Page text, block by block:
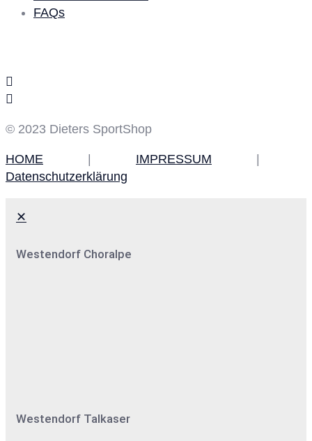
FAQs
© 2023 Dieters SportShop
HOME IMPRESSUM
Datenschutzerklärung
✕
Westendorf Choralpe
Westendorf Talkaser